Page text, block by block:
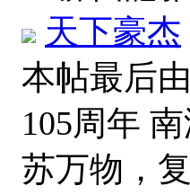
天下豪杰
本帖最后
105周年
苏万物，